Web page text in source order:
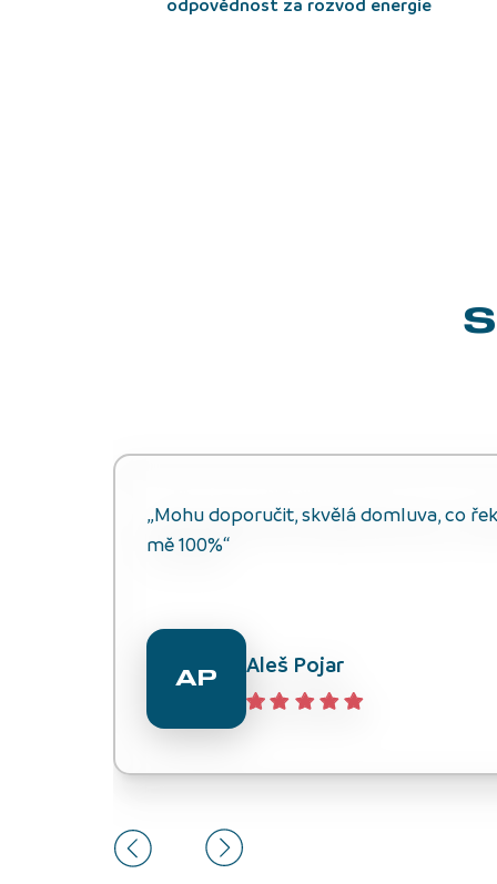
odpovědnost za rozvod energie
„Mohu doporučit, skvělá domluva, co
mě 100%“
AP Aleš Pojar